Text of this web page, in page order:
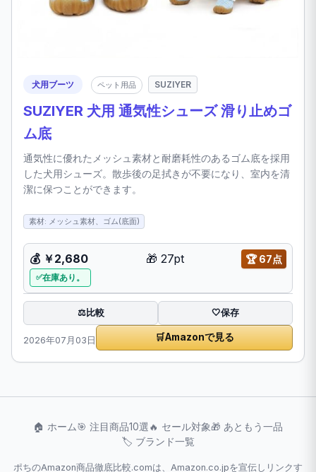
犬用ブーツ ペット用品 SUZIYER
SUZIYER 犬用 通気性シューズ 滑り止めゴ
ム底
通気性に優れたメッシュ素材と耐磨耗性のあるゴム底を採用
した犬用シューズ。散歩後の足拭きが不要になり、室内を清
潔に保つことができます。
素材: メッシュ素材、ゴム(底面)
💰 ￥2,680 🎁 27pt 🏆67点
在庫あり。
⚖️比較 🤍保存
2026年07月03日 🛒Amazonで見る
🏠 ホーム🎯 注目商品10選🔥 セール対象🎁 あともう一品
🏷️ ブランド一覧
ポちのAmazon商品徹底比較.comは、Amazon.co.jpを宣伝しリンクす